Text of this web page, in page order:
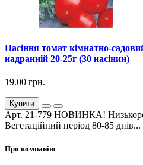
Насіння томат кімнатно-
надранній 20-25г (30 насінин)
19.00 грн.
Купити
Арт. 21-779 НОВИНКА!
Вегетаційний період 80-85 днів...
Про компанію